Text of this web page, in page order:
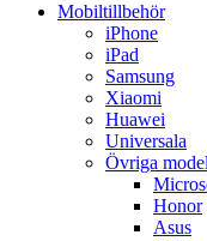
Mobiltillbehör
iPhone
iPad
Samsung
Xiaomi
Huawei
Universala
Övriga
Honor
Asus